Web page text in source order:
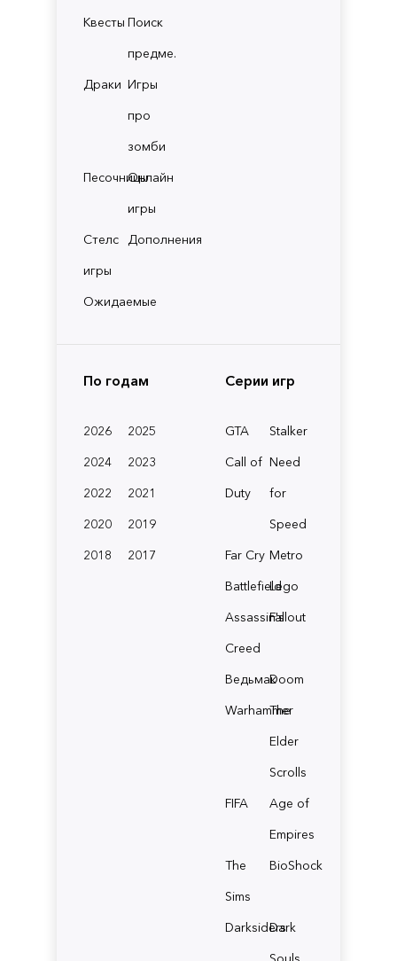
Квесты Поиск
предме.
Драки Игры
про
зомби
ПесочницыОнлайн
игры
Стелс
игры
Дополнения
Ожидаемые
По годам
2026
2025
2024
2023
2022
2021
2020
2019
2018
2017
Серии игр
GTA
Stalker
Call of
Duty
Need
for
Speed
Far Cry Metro
BattlefieldLego
Assassin's
Creed
Fallout
ВедьмакDoom
Warhammer
The
Elder
Scrolls
FIFA
Age of
Empires
The
Sims
BioShock
Darksiders
Dark